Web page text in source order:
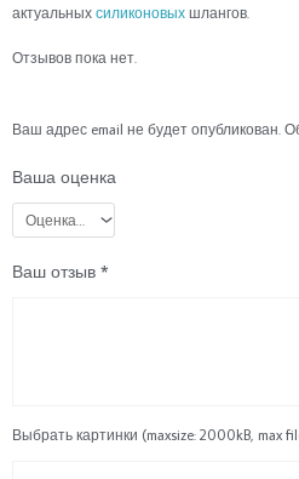
актуальных силиконовых шлангов.
Отзывов пока нет.
Ваш адрес email не будет опубликован.
Ваша оценка
Ваш отзыв *
Выбрать картинки (maxsize: 2000kB, max